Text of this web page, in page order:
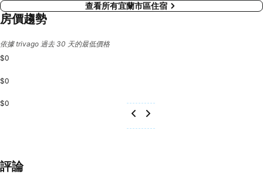
查看所有宜蘭市區住宿
房價趨勢
依據 trivago 過去 30 天的最低價格
$0
$0
$0
評論